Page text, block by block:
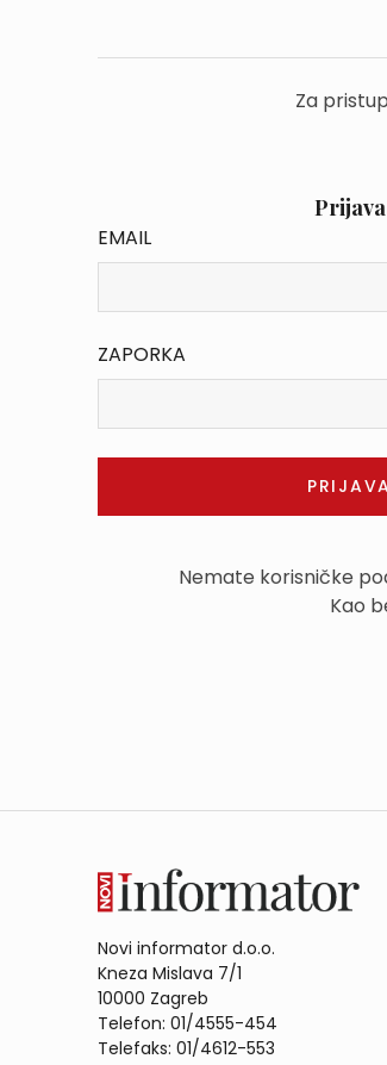
Za
Prijava
EMAIL
ZAPORKA
Nemate korisničke
Kao
Novi informator d.o.o.
Kneza Mislava 7/1
10000 Zagreb
Telefon: 01/4555-454
Telefaks: 01/4612-553